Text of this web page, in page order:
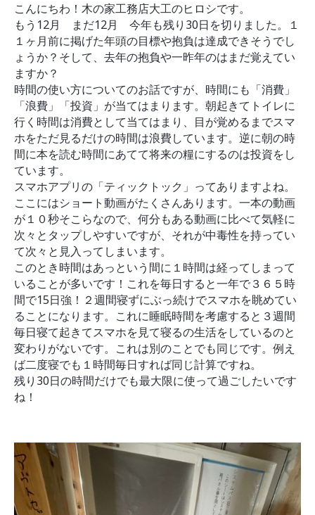
こんにちわ！木の家工務店大工のヒロシです。
もう12月 まだ12月 今年も残り30日を切りました。１
１ヶ月前に掲げた年頭の目標や抱負は達成できそうでし
ょうか？そして、去年の抱負や一昨年のはまだ覚えてい
ますか？
時間の使い方についてのお話ですが、時間にも「消費」
「浪費」「投資」が当てはまります。朝起きてトイレに
行く時間は消費として当てはまり、目が覚めるまでスマ
ホをただ見るだけの時間は浪費しています。逆に朝の時
間に本を読む時間にあてて将来の糧にするのは投資をし
ています。
スマホアプリの「ティックトック」ってありますよね。
ここにはショート動画がたくさんあります。一本の動画
が１０秒そこらなので、何分もある動画に比べて気軽に
次々とタップしやすいですが、それが中毒性を持ってい
て次々と見入ってしまいます。
このとき時間はあっという間に１時間は経ってしまって
いることが多いです！これを毎日すると一年で３６５時
間で15日強！２週間寝ずにぶっ続けでスマホを眺めてい
ることになります。これに睡眠時間を考慮すると３週間
毎日寝て起きてスマホを見て寝るの生活をしているのと
変わりがないです。これは別のことでも同じです。例え
ば二度寝でも１時間毎日すれば同じ計算ですね。
残り30日の時間だけでも最大限に使って過ごしたいです
ね！